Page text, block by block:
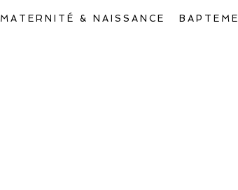
MATERNITÉ & NAISSANCE BAPTEME